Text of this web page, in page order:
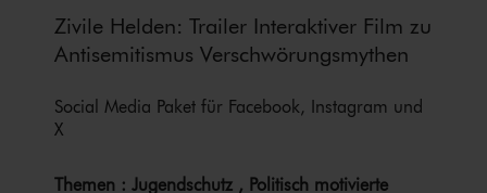
Zivile Helden: Trailer Interaktiver Film zu
An­ti­se­mi­tis­mus Ver­schwö­rungs­my­then
Social Media Paket für Facebook, Instagram und
X
Themen : Jugendschutz , Politisch motivierte